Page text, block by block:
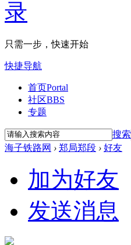
只需一步，快速开始
快捷导航
首页Portal
社区BBS
专题
搜索
海子铁路网 › 郑局郑段 › 好友
加为好友
发送消息